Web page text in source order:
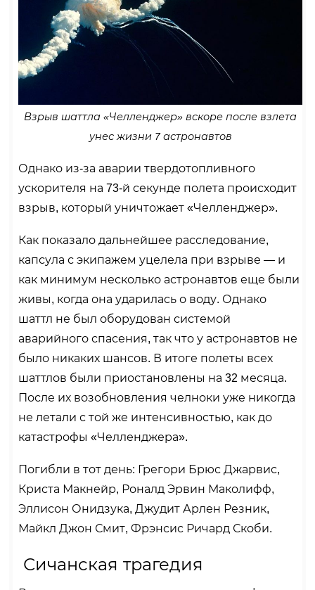
Взрыв шаттла «Челленджер» вскоре после взлета
унес жизни 7 астронавтов
Однако из-за аварии твердотопливного
ускорителя на 73-й секунде полета происходит
взрыв, который уничтожает «Челленджер».
Как показало дальнейшее расследование,
капсула с экипажем уцелела при взрыве — и
как минимум несколько астронавтов еще были
живы, когда она ударилась о воду. Однако
шаттл не был оборудован системой
аварийного спасения, так что у астронавтов не
было никаких шансов. В итоге полеты всех
шаттлов были приостановлены на 32 месяца.
После их возобновления челноки уже никогда
не летали с той же интенсивностью, как до
катастрофы «Челленджера».
Погибли в тот день: Грегори Брюс Джарвис,
Криста Макнейр, Роналд Эрвин Маколифф,
Эллисон Онидзука, Джудит Арлен Резник,
Майкл Джон Смит, Фрэнсис Ричард Скоби.
Сичанская трагедия